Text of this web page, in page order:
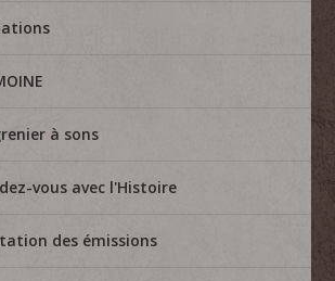
à sons
vous avec l'Histoire
des émissions